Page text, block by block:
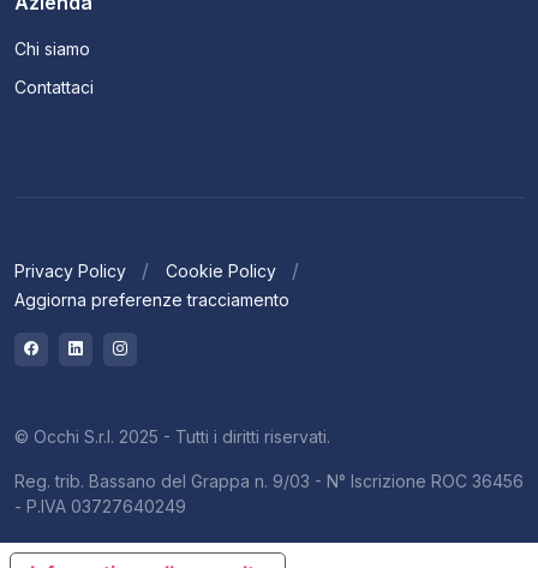
Chi siamo
Contattaci
Privacy Policy
Cookie Policy
Aggiorna preferenze tracciamento
© Occhi S.r.l. 2025 - Tutti i diritti riservati.
Reg. trib. Bassano del Grappa n. 9/03 - N° Iscrizione ROC 36456
- P.IVA 03727640249